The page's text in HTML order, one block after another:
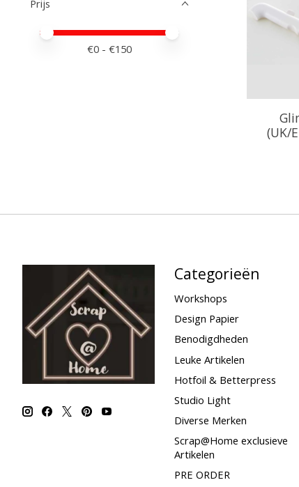
Prijs
Minimale prijswaarde
Price maximum value
€0 - €150
(UK/
Categorieën
Workshops
Design Papier
Benodigdheden
Leuke Artikelen
Hotfoil & Betterpress
Studio Light
Diverse Merken
Scrap@Home exclusieve
Artikelen
PRE ORDER